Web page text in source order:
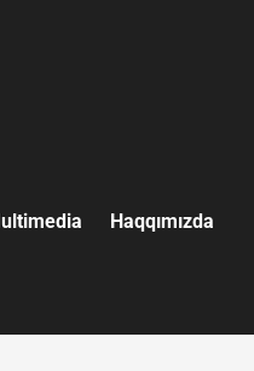
Haqqımızda